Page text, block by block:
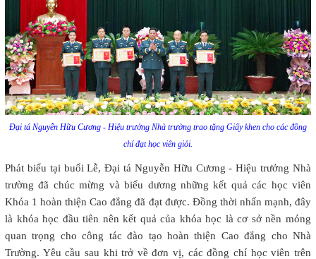
Đại tá Nguyễn Hữu Cương - Hiệu trưởng Nhà trường trao tặng Giấy khen cho các đồng
chí đạt học viên giỏi.
Phát biểu tại buổi Lễ, Đại tá Nguyễn Hữu Cương - Hiệu trưởng Nhà
trường đã chúc mừng và biểu dương những kết quả các học viên
Khóa 1 hoàn thiện Cao đẳng đã đạt được. Đồng thời nhấn mạnh, đây
là khóa học đầu tiên nên kết quả của khóa học là cơ sở nền móng
quan trọng cho công tác đào tạo hoàn thiện Cao đẳng cho Nhà
Trường. Yêu cầu sau khi trở về đơn vị, các đồng chí học viên trên